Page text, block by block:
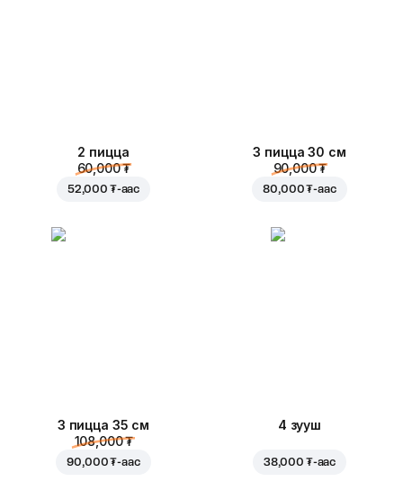
2 пицца
60,000 ₮
52,000 ₮-аас
3 пицца 30 см
90,000 ₮
80,000 ₮-аас
3 пицца 35 см
108,000 ₮
90,000 ₮-аас
4 зууш
38,000 ₮-аас